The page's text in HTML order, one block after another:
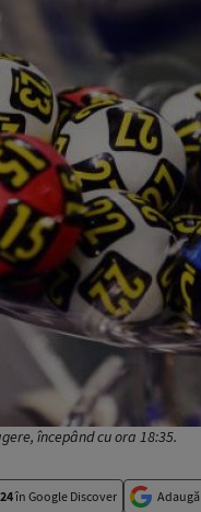
începând cu ora 18:35.
în Google Discover Adaugă